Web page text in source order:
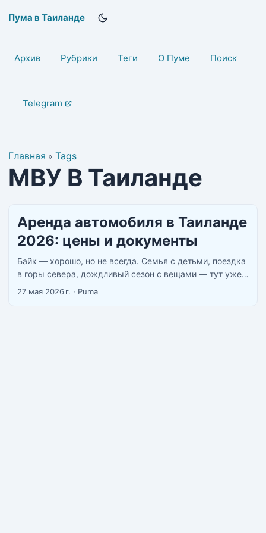
Пума в Таиланде
Архив Рубрики Теги О Пуме Поиск
Telegram
Главная » Tags
МВУ В Таиланде
Аренда автомобиля в Таиланде
2026: цены и документы
Байк — хорошо, но не всегда. Семья с детьми, поездка
в горы севера, дождливый сезон с вещами — тут уже
хочется нормальный автомобиль с кондиционером и
27 мая 2026 г. · Puma